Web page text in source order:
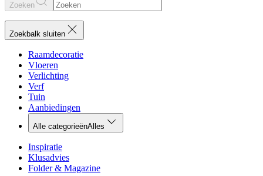
Zoeken
Zoekbalk sluiten
Raamdecoratie
Vloeren
Verlichting
Verf
Tuin
Aanbiedingen
Alle categorieënAlles
Inspiratie
Klusadvies
Folder & Magazine